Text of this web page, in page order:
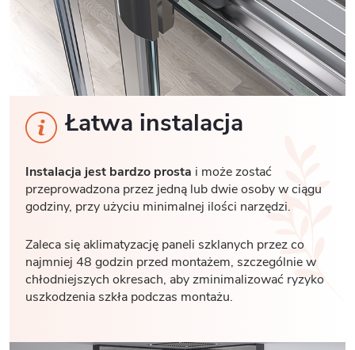
Łatwa instalacja
Instalacja jest bardzo prosta i może zostać
przeprowadzona przez jedną lub dwie osoby w ciągu
godziny, przy użyciu minimalnej ilości narzędzi.
Zaleca się aklimatyzację paneli szklanych przez co
najmniej 48 godzin przed montażem, szczególnie w
chłodniejszych okresach, aby zminimalizować ryzyko
uszkodzenia szkła podczas montażu.